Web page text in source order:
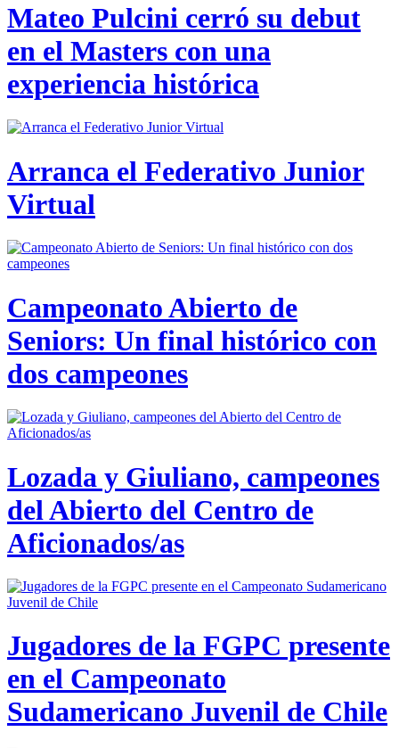
Mateo Pulcini cerró su debut
en el Masters con una
experiencia histórica
Arranca el Federativo Junior
Virtual
Campeonato Abierto de
Seniors: Un final histórico con
dos campeones
Lozada y Giuliano, campeones
del Abierto del Centro de
Aficionados/as
Jugadores de la FGPC presente
en el Campeonato
Sudamericano Juvenil de Chile